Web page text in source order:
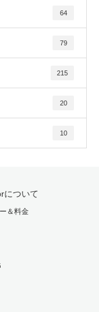
64
79
215
20
10
について
＆料金